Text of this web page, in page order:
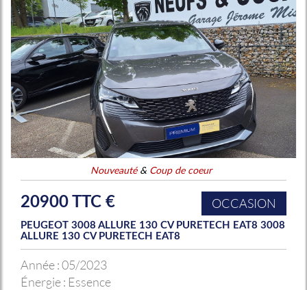
Nouveauté& Coup de coeur
20900 TTC € OCCASION
PEUGEOT 3008 ALLURE 130 CV PURETECH EAT8 3008
ALLURE 130 CV PURETECH EAT8
Année :05/2023
Énergie : Essence